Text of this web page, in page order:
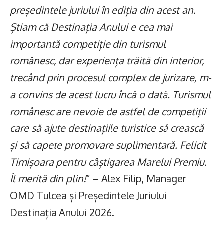
președintele juriului în ediția din acest an.
Știam că Destinația Anului e cea mai
importantă competiție din turismul
românesc, dar experiența trăită din interior,
trecând prin procesul complex de jurizare, m-
a convins de acest lucru încă o dată. Turismul
românesc are nevoie de astfel de competiții
care să ajute destinațiile turistice să crească
și să capete promovare suplimentară. Felicit
Timișoara pentru câștigarea Marelui Premiu.
Îl merită din plin!” – Alex Filip, Manager
OMD Tulcea și Președintele Juriului
Destinația Anului 2026.